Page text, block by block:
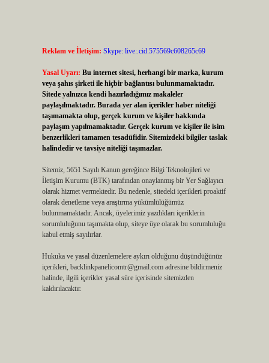
Reklam ve İletişim: Skype: live:.cid.575569c608265c69
Yasal Uyarı: Bu internet sitesi, herhangi bir marka, kurum
veya şahıs şirketi ile hiçbir bağlantısı bulunmamaktadır.
Sitede yalnızca kendi hazırladığımız makaleler
paylaşılmaktadır. Burada yer alan içerikler haber niteliği
taşımamakta olup, gerçek kurum ve kişiler hakkında
paylaşım yapılmamaktadır. Gerçek kurum ve kişiler ile isim
benzerlikleri tamamen tesadüfidir. Sitemizdeki bilgiler taslak
halindedir ve tavsiye niteliği taşımazlar.
Sitemiz, 5651 Sayılı Kanun gereğince Bilgi Teknolojileri ve
İletişim Kurumu (BTK) tarafından onaylanmış bir Yer Sağlayıcı
olarak hizmet vermektedir. Bu nedenle, sitedeki içerikleri proaktif
olarak denetleme veya araştırma yükümlülüğümüz
bulunmamaktadır. Ancak, üyelerimiz yazdıkları içeriklerin
sorumluluğunu taşımakta olup, siteye üye olarak bu sorumluluğu
kabul etmiş sayılırlar.
Hukuka ve yasal düzenlemelere aykırı olduğunu düşündüğünüz
içerikleri, backlinkpanelicomtr@gmail.comadresine bildirmeniz
halinde, ilgili içerikler yasal süre içerisinde sitemizden
kaldırılacaktır.